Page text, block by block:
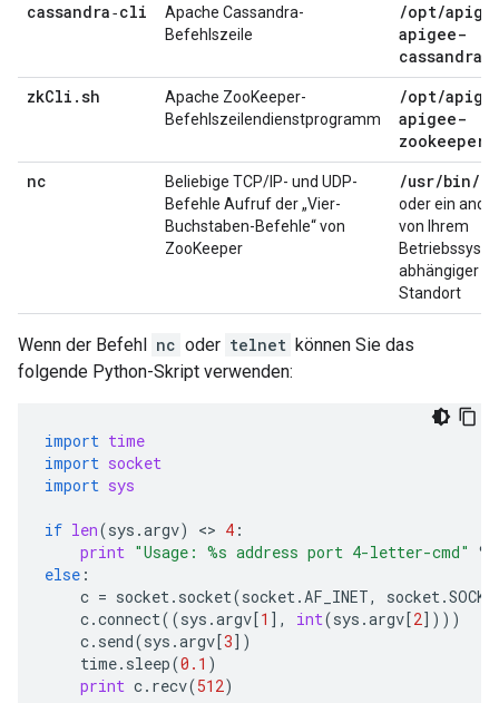
cassandra‑cli
Apache Cassandra-
Befehlszeile
/opt/
apigee-
cassandra
zkCli .sh
Apache ZooKeeper-
Befehlszeilendienstprogramm
/opt/
apigee-
zookeeper
nc
Beliebige TCP/IP- und UDP-
Befehle Aufruf der „Vier-
Buchstaben-Befehle“ von
ZooKeeper
/usr/bin/
oder ein
von Ihrem
abhängiger
Standort
Wenn der Befehl nc oder telnet können Sie das
folgende Python-Skript verwenden:
import time
import socket
import sys
if len(sys .argv) <> 4 :
print "Usage: %s address port 4-letter-cmd" %
else :
c = socket. socket(socket.AF_INET, socket.
c.connect((sys .argv[1 ], int(sys .argv[2])))
c. send(sys .argv[3])
time. sleep(0.1 )
print c. recv(512)